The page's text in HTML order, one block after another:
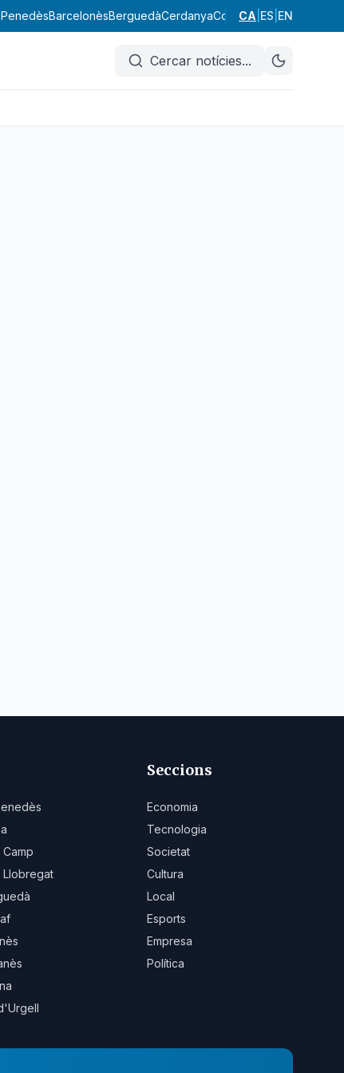
BarcelonèsBerguedàCerdanyaConca de Barberà
CA ES EN
Cercar notícies...
Camp
Llobregat
Seccions
Economia
Tecnologia
Societat
Cultura
Local
Esports
Empresa
Política